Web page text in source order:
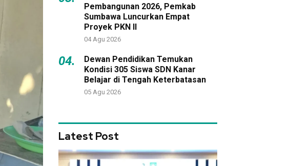
Pembangunan 2026, Pemkab
Sumbawa Luncurkan Empat
Proyek PKN II
04 Agu 2026
04.
Dewan Pendidikan Temukan
Kondisi 305 Siswa SDN Kanar
Belajar di Tengah Keterbatasan
05 Agu 2026
Latest Post